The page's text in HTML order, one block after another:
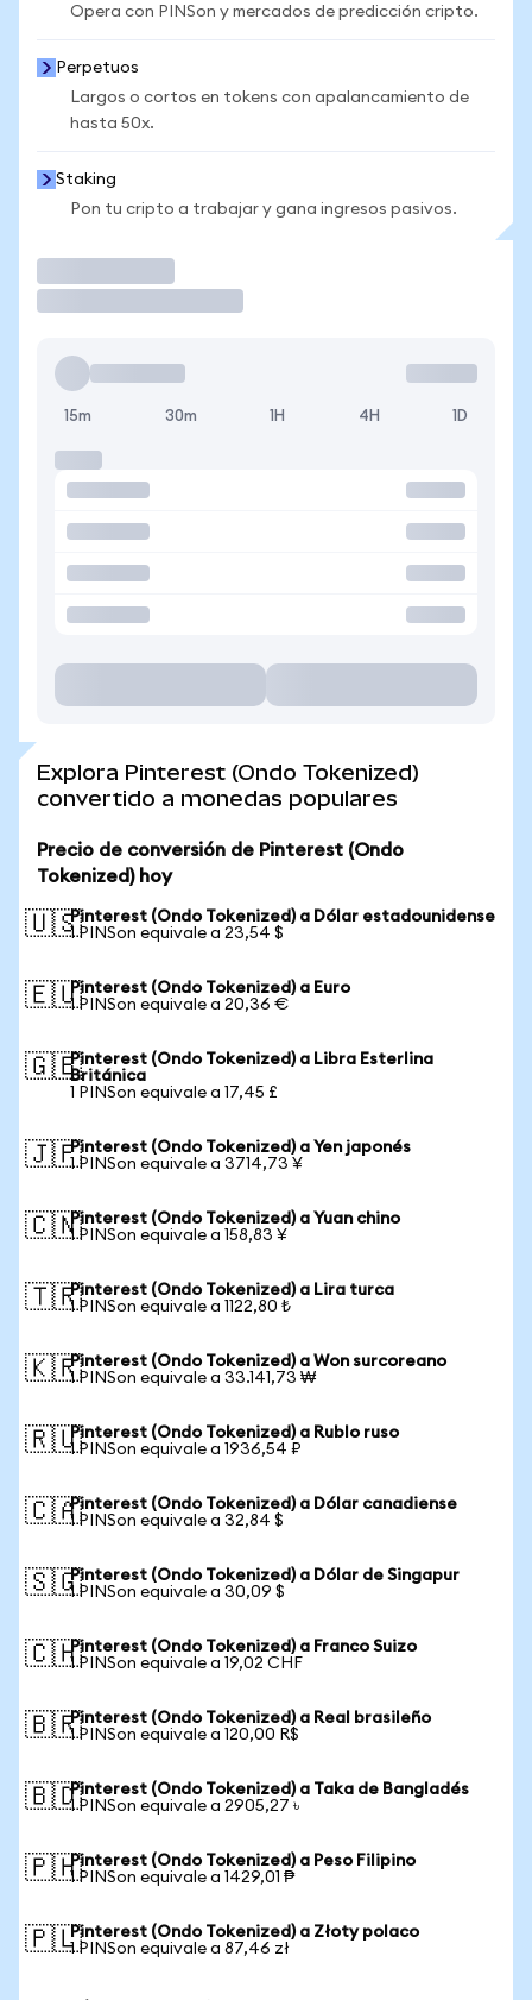
Opera con PINSon y mercados de predicción cripto.
Perpetuos
Largos o cortos en tokens con apalancamiento de
hasta 50x.
Staking
Pon tu cripto a trabajar y gana ingresos pasivos.
15m 30m 1H 4H 1D
Explora Pinterest (Ondo Tokenized)
convertido a monedas populares
Precio de conversión de Pinterest (Ondo
Tokenized) hoy
🇺🇸Pinterest (Ondo Tokenized) a Dólar estadounidense
1 PINSon equivale a 23,54 $
🇪🇺Pinterest (Ondo Tokenized) a Euro
1 PINSon equivale a 20,36 €
🇬🇧Pinterest (Ondo Tokenized) a Libra Esterlina
Británica
1 PINSon equivale a 17,45 £
🇯🇵Pinterest (Ondo Tokenized) a Yen japonés
1 PINSon equivale a 3714,73 ¥
🇨🇳Pinterest (Ondo Tokenized) a Yuan chino
1 PINSon equivale a 158,83 ¥
🇹🇷Pinterest (Ondo Tokenized) a Lira turca
1 PINSon equivale a 1122,80 ₺
🇰🇷Pinterest (Ondo Tokenized) a Won surcoreano
1 PINSon equivale a 33.141,73 ₩
🇷🇺Pinterest (Ondo Tokenized) a Rublo ruso
1 PINSon equivale a 1936,54 ₽
🇨🇦Pinterest (Ondo Tokenized) a Dólar canadiense
1 PINSon equivale a 32,84 $
🇸🇬Pinterest (Ondo Tokenized) a Dólar de Singapur
1 PINSon equivale a 30,09 $
🇨🇭Pinterest (Ondo Tokenized) a Franco Suizo
1 PINSon equivale a 19,02 CHF
🇧🇷Pinterest (Ondo Tokenized) a Real brasileño
1 PINSon equivale a 120,00 R$
🇧🇩Pinterest (Ondo Tokenized) a Taka de Bangladés
1 PINSon equivale a 2905,27 ৳
🇵🇭Pinterest (Ondo Tokenized) a Peso Filipino
1 PINSon equivale a 1429,01 ₱
🇵🇱Pinterest (Ondo Tokenized) a Złoty polaco
1 PINSon equivale a 87,46 zł